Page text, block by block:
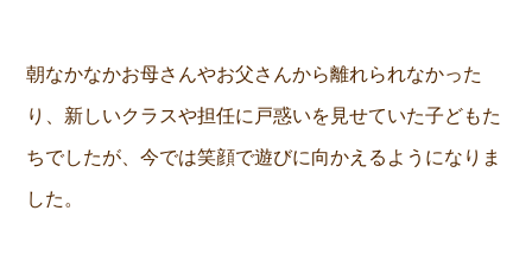
朝なかなかお母さんやお父さんから離れられなかった
り、新しいクラスや担任に戸惑いを見せていた子どもた
ちでしたが、今では笑顔で遊びに向かえるようになりま
した。